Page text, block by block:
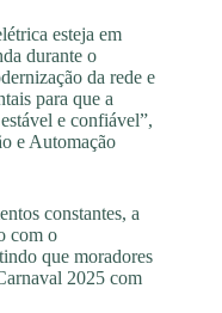
esteja em
durante o
da rede e
para que a
e confiável”,
e Automação
constantes, a
com o
que moradores
2025 com